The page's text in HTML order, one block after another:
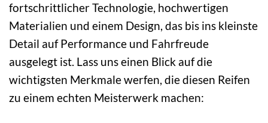
fortschrittlicher Technologie, hochwertigen
Materialien und einem Design, das bis ins kleinste
Detail auf Performance und Fahrfreude
ausgelegt ist. Lass uns einen Blick auf die
wichtigsten Merkmale werfen, die diesen Reifen
zu einem echten Meisterwerk machen: